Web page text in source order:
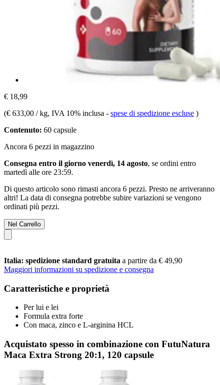
€ 18,99
(€ 633,00 / kg, IVA 10% inclusa - spese di spedizione escluse )
Contenuto: 60 capsule
Ancora 6 pezzi in magazzino
Consegna entro il giorno venerdì, 14 agosto, se ordini entro
martedì alle ore 23:59.
Di questo articolo sono rimasti ancora 6 pezzi. Presto ne arriveranno
altri! La data di consegna potrebbe subire variazioni se vengono
ordinati più pezzi.
Nel Carrello
Italia: spedizione standard gratuita a partire da € 49,90
Maggiori informazioni su spedizione e consegna
Caratteristiche e proprietà
Per lui e lei
Formula extra forte
Con maca, zinco e L-arginina HCL
Acquistato spesso in combinazione con FutuNatura
Maca Extra Strong 20:1, 120 capsule